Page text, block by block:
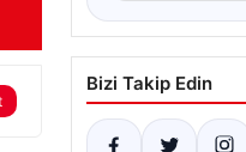
Bizi Takip Edin